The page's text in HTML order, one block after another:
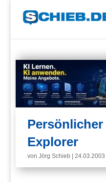
Explorer
vonJörg Schieb |24.03.2003